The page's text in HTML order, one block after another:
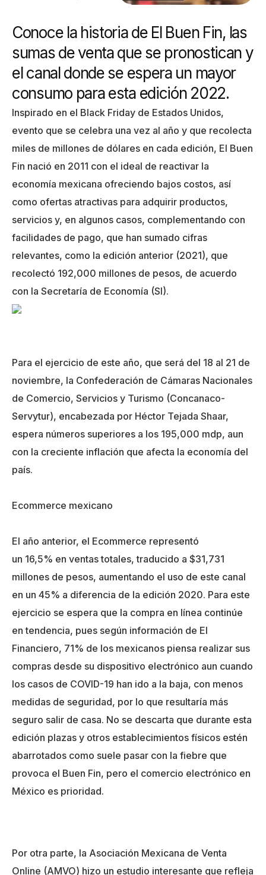
Conoce la historia de El Buen Fin, las
sumas de venta que se pronostican y
el canal donde se espera un mayor
consumo para esta edición 2022.
Inspirado en el Black Friday de Estados Unidos,
evento que se celebra una vez al año y que recolecta
miles de millones de dólares en cada edición, El Buen
Fin nació en 2011 con el ideal de reactivar la
economía mexicana ofreciendo bajos costos, así
como ofertas atractivas para adquirir productos,
servicios y, en algunos casos, complementando con
facilidades de pago, que han sumado cifras
relevantes, como la edición anterior (2021), que
recolectó 192,000 millones de pesos, de acuerdo
con la Secretaría de Economía (SI).
Para el ejercicio de este año, que será del 18 al 21 de
noviembre, la Confederación de Cámaras Nacionales
de Comercio, Servicios y Turismo (Concanaco-
Servytur), encabezada por Héctor Tejada Shaar,
espera números superiores a los 195,000 mdp, aun
con la creciente inflación que afecta la economía del
país.
Ecommerce mexicano
El año anterior, el Ecommerce representó
un 16,5% en ventas totales, traducido a $31,731
millones de pesos, aumentando el uso de este canal
en un 45% a diferencia de la edición 2020. Para este
ejercicio se espera que la compra en línea continúe
en tendencia, pues según información de El
Financiero, 71% de los mexicanos piensa realizar sus
compras desde su dispositivo electrónico aun cuando
los casos de COVID-19 han ido a la baja, con menos
medidas de seguridad, por lo que resultaría más
seguro salir de casa. No se descarta que durante esta
edición plazas y otros establecimientos físicos estén
abarrotados como suele pasar con la fiebre que
provoca el Buen Fin, pero el comercio electrónico en
México es prioridad.
Por otra parte, la Asociación Mexicana de Venta
Online (AMVO) hizo un estudio interesante que refleja